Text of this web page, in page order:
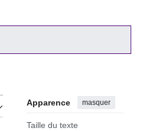
Apparence masquer
Taille du texte